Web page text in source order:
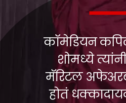
कॉमेडियन
शोमध्ये
मॅरिटल